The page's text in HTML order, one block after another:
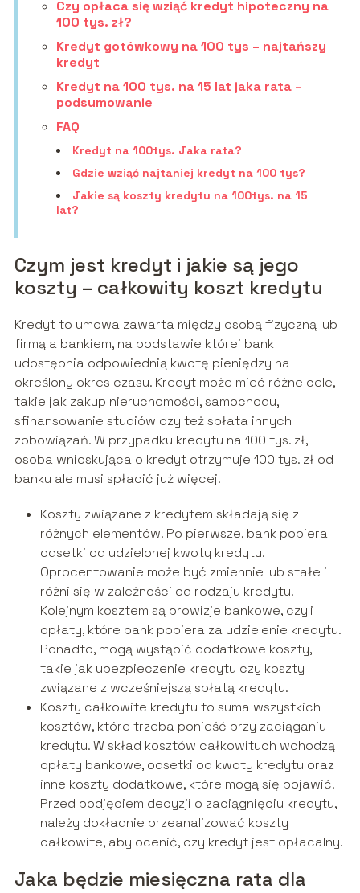
Czy opłaca się wziąć kredyt hipoteczny na
100 tys. zł?
Kredyt gotówkowy na 100 tys – najtańszy
kredyt
Kredyt na 100 tys. na 15 lat jaka rata –
podsumowanie
FAQ
Kredyt na 100tys. Jaka rata?
Gdzie wziąć najtaniej kredyt na 100 tys?
Jakie są koszty kredytu na 100tys. na 15
lat?
Czym jest kredyt i jakie są jego
koszty – całkowity koszt kredytu
Kredyt to umowa zawarta między osobą fizyczną lub
firmą a bankiem, na podstawie której bank
udostępnia odpowiednią kwotę pieniędzy na
określony okres czasu. Kredyt może mieć różne cele,
takie jak zakup nieruchomości, samochodu,
sfinansowanie studiów czy też spłata innych
zobowiązań. W przypadku kredytu na 100 tys. zł,
osoba wnioskująca o kredyt otrzymuje 100 tys. zł od
banku ale musi spłacić już więcej.
Koszty związane z kredytem składają się z
różnych elementów. Po pierwsze, bank pobiera
odsetki od udzielonej kwoty kredytu.
Oprocentowanie może być zmiennie lub stałe i
różni się w zależności od rodzaju kredytu.
Kolejnym kosztem są prowizje bankowe, czyli
opłaty, które bank pobiera za udzielenie kredytu.
Ponadto, mogą wystąpić dodatkowe koszty,
takie jak ubezpieczenie kredytu czy koszty
związane z wcześniejszą spłatą kredytu.
Koszty całkowite kredytu to suma wszystkich
kosztów, które trzeba ponieść przy zaciąganiu
kredytu. W skład kosztów całkowitych wchodzą
opłaty bankowe, odsetki od kwoty kredytu oraz
inne koszty dodatkowe, które mogą się pojawić.
Przed podjęciem decyzji o zaciągnięciu kredytu,
należy dokładnie przeanalizować koszty
całkowite, aby ocenić, czy kredyt jest opłacalny.
Jaka będzie miesięczna rata dla